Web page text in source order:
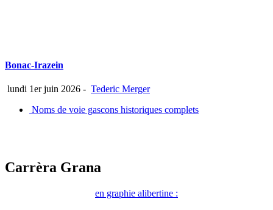
Bonac-Irazein
lundi 1er juin 2026 - Tederic Merger
Noms de voie gascons historiques complets
Carrèra Grana
en graphie alibertine :